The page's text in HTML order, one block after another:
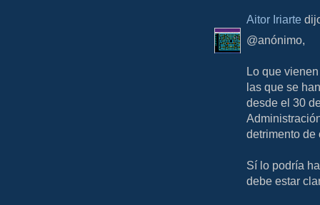
Aitor Iriarte
@anónimo,
Lo que
las que se
desde el 30
detrimento de
Sí lo podría
debe estar